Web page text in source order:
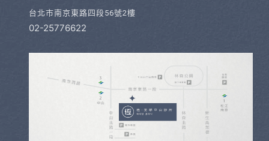
台北市南京東路四段56號2樓
02-25776622